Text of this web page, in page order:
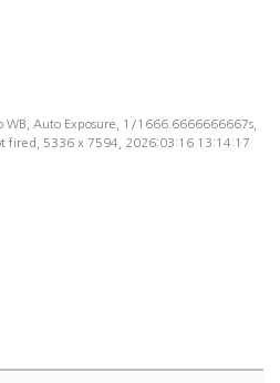
WB, Auto Exposure, 1/1666.6666666667s,
fired, 5336 x 7594, 2026:03:16 13:14:17